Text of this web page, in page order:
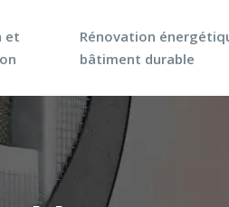
et
Rénovation
bâtiment durable